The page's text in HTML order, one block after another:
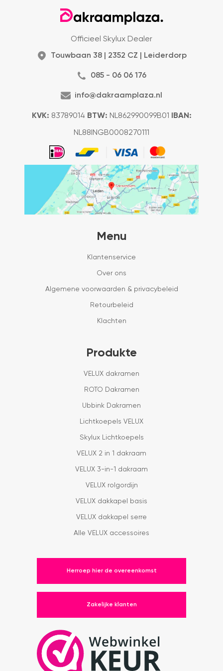
Officieel Skylux Dealer
Touwbaan 38 | 2352 CZ | Leiderdorp
085 - 06 06 176
info@dakraamplaza.nl
KVK: 83789014 BTW: NL862990099B01 IBAN:
NL88INGB0008270111
Menu
Klantenservice
Over ons
Algemene voorwaarden & privacybeleid
Retourbeleid
Klachten
Produkte
VELUX dakramen
ROTO Dakramen
Ubbink Dakramen
Lichtkoepels VELUX
Skylux Lichtkoepels
VELUX 2 in 1 dakraam
VELUX 3-in-1 dakraam
VELUX rolgordijn
VELUX dakkapel basis
VELUX dakkapel serre
Alle VELUX accessoires
Herroep hier de overeenkomst
Zakelijke klanten